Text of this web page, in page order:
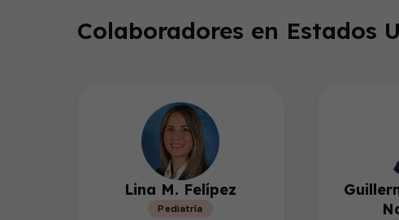
seconds
Volume
90%
Colaboradores en Estados
Lina M. Felípez
Pediatría